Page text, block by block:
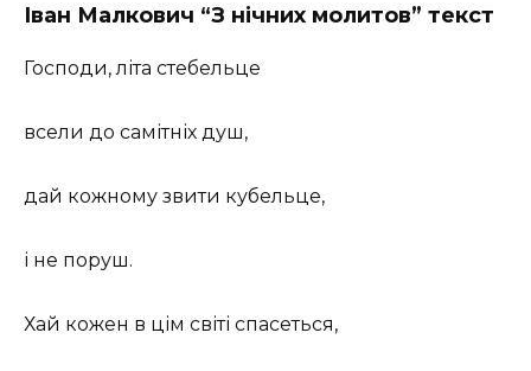
Іван Малкович “З нічних молитов” текст
Господи, літа стебельце
всели до самітніх душ,
дай кожному звити кубельце,
і не поруш.
Хай кожен в цім світі спасеться,